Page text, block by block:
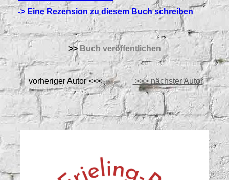
-> Eine Rezension zu diesem Buch schreiben
>>Buch veröffentlichen
vorheriger Autor <<< >>> nächster Autor